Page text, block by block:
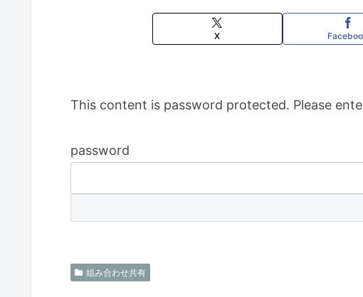
X
This content is password protected. Please
password
組み合わせ共有